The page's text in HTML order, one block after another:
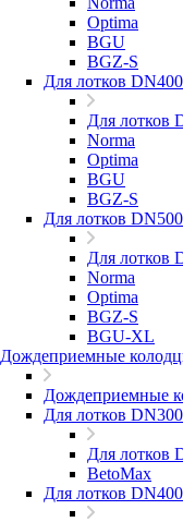
Optima
BGU
BGZ-S
Для лотков DN400
Для лотков
Norma
Optima
BGU
BGZ-S
Для лотков DN500
Для лотков
Norma
Optima
BGZ-S
BGU-XL
Дождеприемные
Дождеприемные
Для лотков DN300
Для лотков
BetoMax
Для лотков DN400